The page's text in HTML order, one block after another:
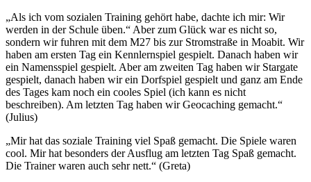
„Als ich vom sozialen Training gehört habe, dachte ich mir: Wir
werden in der Schule üben.“ Aber zum Glück war es nicht so,
sondern wir fuhren mit dem M27 bis zur Stromstraße in Moabit. Wir
haben am ersten Tag ein Kennlernspiel gespielt. Danach haben wir
ein Namensspiel gespielt. Aber am zweiten Tag haben wir Stargate
gespielt, danach haben wir ein Dorfspiel gespielt und ganz am Ende
des Tages kam noch ein cooles Spiel (ich kann es nicht
beschreiben). Am letzten Tag haben wir Geocaching gemacht.“
(Julius)
„Mir hat das soziale Training viel Spaß gemacht. Die Spiele waren
cool. Mir hat besonders der Ausflug am letzten Tag Spaß gemacht.
Die Trainer waren auch sehr nett.“ (Greta)